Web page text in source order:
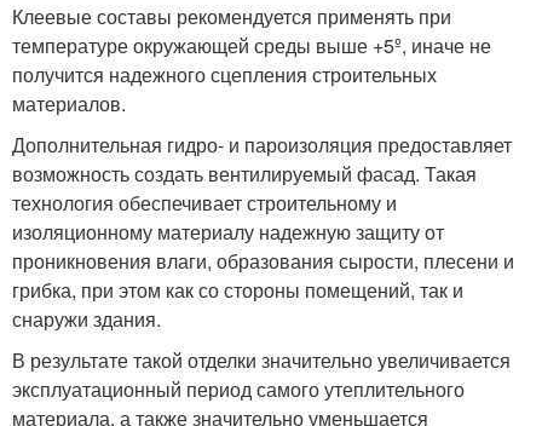
Клеевые составы рекомендуется применять при
температуре окружающей среды выше +5º, иначе не
получится надежного сцепления строительных
материалов.
Дополнительная гидро- и пароизоляция предоставляет
возможность создать вентилируемый фасад. Такая
технология обеспечивает строительному и
изоляционному материалу надежную защиту от
проникновения влаги, образования сырости, плесени и
грибка, при этом как со стороны помещений, так и
снаружи здания.
В результате такой отделки значительно увеличивается
эксплуатационный период самого утеплительного
материала, а также значительно уменьшается